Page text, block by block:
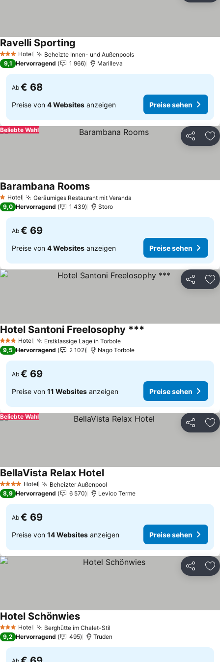
3 SterneHotel Beheizte Innen- und Außenpools
Ravelli Sporting
9,1 Hervorragend 1 966 Marilleva
Ab € 68
Preise von 4 Websites anzeigen Preise sehen
Teilen
Beliebte Wahl
1 Sterne
Hotel Geräumiges Restaurant mit Veranda
Barambana Rooms
9,0 Hervorragend 1 439 Storo
Ab € 69
Preise von 4 Websites anzeigen Preise sehen
Teilen
3 SterneHotel Erstklassige Lage in Torbole
Hotel Santoni Freelosophy ***
9,5 Hervorragend 2 102 Nago Torbole
Ab € 69
Preise von 11 Websites anzeigen Preise sehen
Teilen
Beliebte Wahl
4 Sterne Hotel Beheizter Außenpool
BellaVista Relax Hotel
8,9 Hervorragend 6 570 Levico Terme
Ab € 69
Preise von 14 Websites anzeigen Preise sehen
Teilen
3 SterneHotel Berghütte im Chalet-Stil
Hotel Schönwies
9,2 Hervorragend 495 Truden
Ab